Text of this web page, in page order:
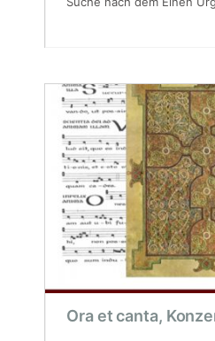
Ora et canta,